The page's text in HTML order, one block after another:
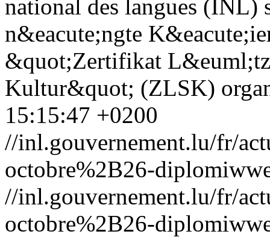
national des langues (INL)
n&eacute;ngte
&quot;Zertifikat
Kultur&quot; (ZLSK)
15:15:47 +0200
//inl.gouvernement.lu/fr/
octobre%2B26-
//inl.gouvernement.lu/fr/
octobre%2B26-